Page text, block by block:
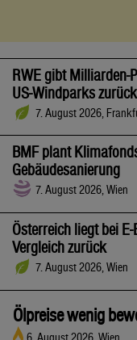
RWE gibt
US-Windparks zurück
7. August 2026,
BMF plant
Gebäudesanierung
7. August 2026, Wien
Österreich liegt bei
Vergleich zurück
7. August 2026, Wien
Ölpreise wenig